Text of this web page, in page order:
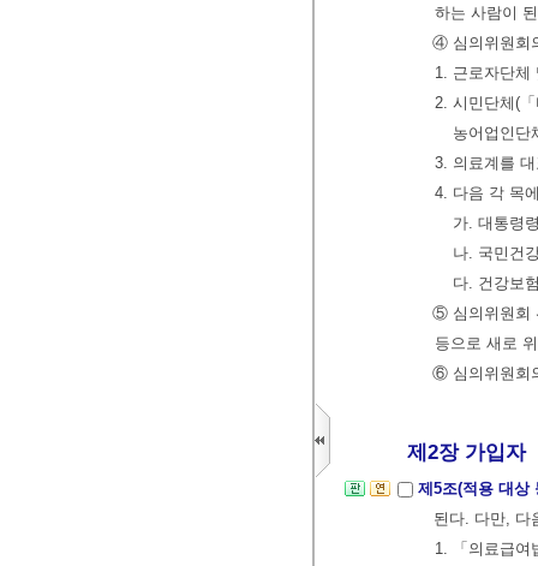
하는 사람이
④ 심의위원회
1. 근로자단체
2. 시민단체(
농어업인단
3. 의료계를
4. 다음 각 목
가. 대통령
나. 국민건
다. 건강보
⑤ 심의위원회
등으로 새로
⑥ 심의위원회
제2장 가입자
제5조(적용 대상
된다. 다만, 다
1. 「의료급여